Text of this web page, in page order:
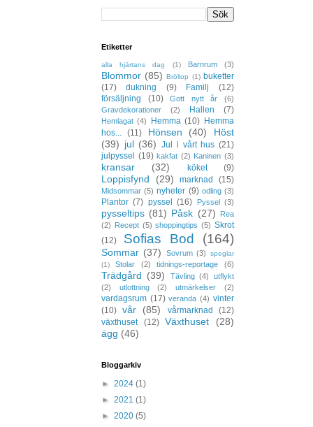
Etiketter
alla hjärtans dag (1) Barnrum (3)
Blommor (85) Bröllop (1) buketter
(17)
dukning (9) Familj
(12)
försäljning
(10) Gott nytt år
(6)
Gravdekorationer
(2) Hallen (7)
Hemlagat (4) Hemma (10) Hemma
hos...
(11) Hönsen (40)
Höst
(39) jul (36) Jul i vårt hus (21)
julpyssel
(19) kakfat (2) Kaninen (3)
kransar (32) köket (9)
Loppisfynd (29) marknad (15)
Midsommar (5) nyheter (9) odling (3)
Plantor (7) pyssel (16) Pyssel (3)
pysseltips (81) Påsk (27)
Rea
(2) Recept (5) shoppingtips (5) Skrot
(12)
Sofias Bod (164)
Sommar (37) Sovrum (3)
speglar
(1)
Stolar (2) tidnings-reportage (6)
Trädgård (39) Tävling (4)
utflykt
(2)
utlottning (2) utmärkelser (2)
vardagsrum (17) veranda (4) vinter
(10) vår (85) vårmarknad
(12)
växthuset
(12) Växthuset
(28)
ägg (46)
Bloggarkiv
► 2024 (1)
► 2021 (1)
► 2020 (5)